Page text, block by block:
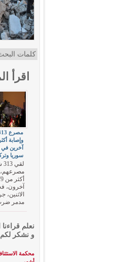
كلمات
اقرأ
وإصابة
آخرين
سوريا
آخرون،
الاثنين،
مدمر
نعلم قراءنا
و نشكر